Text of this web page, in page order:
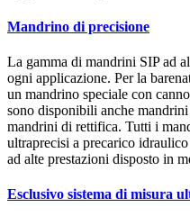
Mandrino di precisione
La gamma di mandrini SIP ad
ogni applicazione. Per la
un mandrino speciale con
sono disponibili anche
mandrini di rettifica. Tutti i
ultraprecisi a precarico
ad alte prestazioni disposto in
Esclusivo sistema di misura